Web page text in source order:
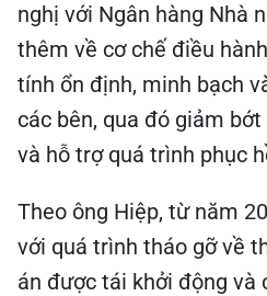
nghị với Ngân hàng Nhà
thêm về cơ chế điều
tính ổn định, minh bạch
các bên, qua đó giảm
và hỗ trợ quá trình phục
Theo ông Hiệp, từ năm
với quá trình tháo gỡ về
án được tái khởi động và